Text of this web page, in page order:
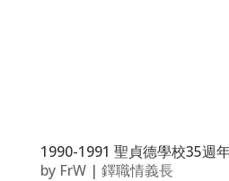
1990-1991 聖貞德學校35週
by FrW| 鐸職情義長